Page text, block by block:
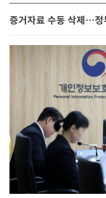
증거자료 수동 삭제…정